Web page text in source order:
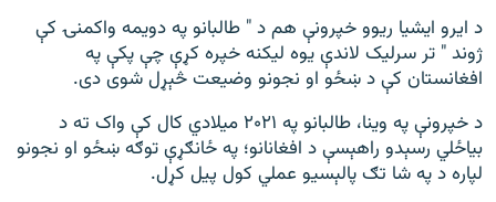
د ایرو ایشیا ریوو خپرونې هم د " طالبانو په دویمه واکمنۍ کې
ژوند " تر سرلیک لاندې یوه لیکنه خپره کړې چې پکې په
افغانستان کې د ښځو او نجونو وضیعت څېړل شوی دی.
د خپرونې په وینا، طالبانو په ۲۰۲۱ ميلادي کال کې واک ته د
بیاځلي رسېدو راهېسې د افغانانو؛ په ځانګړې توګه ښځو او نجونو
لپاره د په شا تګ پالېسیو عملي کول پیل کړل.